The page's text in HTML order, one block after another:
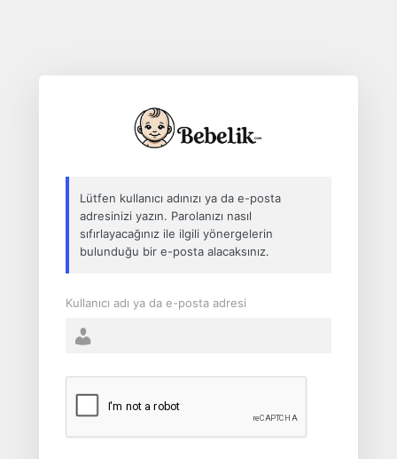
Parolamı
unuttum
Lütfen kullanıcı adınızı ya da e-posta
adresinizi yazın. Parolanızı nasıl
sıfırlayacağınız ile ilgili yönergelerin
bulunduğu bir e-posta alacaksınız.
Kullanıcı adı ya da e-posta adresi